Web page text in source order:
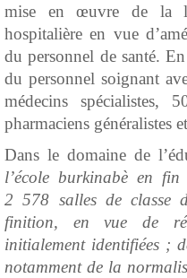
mise en œuvre de la
hospitalière en vue
du personnel de santé.
du personnel soignant
médecins spécialistes,
pharmaciens généralistes
Dans le domaine de
l’école burkinabè en
2 578 salles de classe
finition, en vue de
initialement identifiées ;
notamment de la